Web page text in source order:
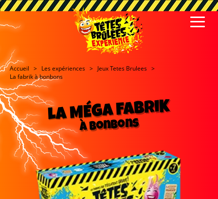
Accueil Les expériences
Jeux Tetes Brulees
La fabrik à bonbons
LA MÉGA FABRIK
à bonbons